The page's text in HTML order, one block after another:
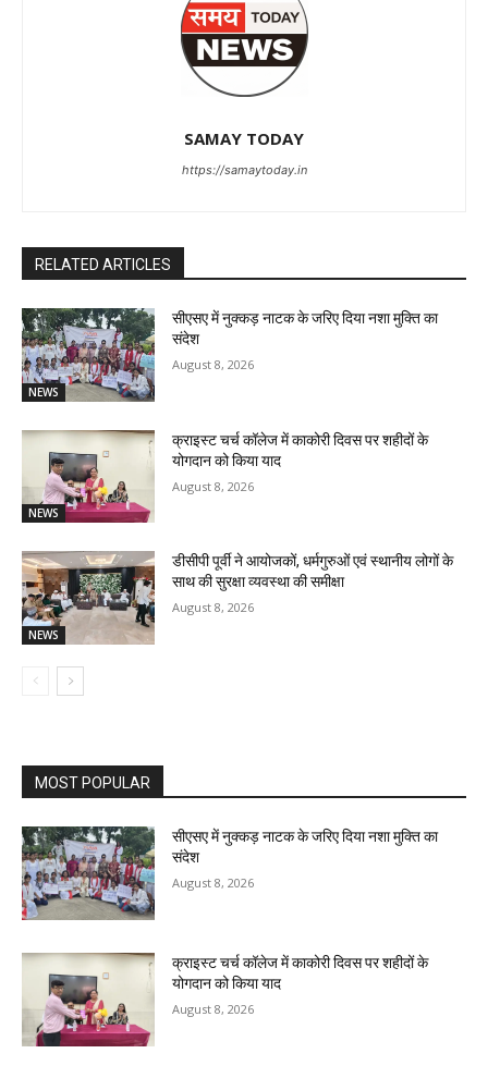
SAMAY TODAY
https://samaytoday.in
RELATED ARTICLES
NEWS
सीएसए में नुक्कड़ नाटक के जरिए दिया नशा मुक्ति का
संदेश
August 8, 2026
NEWS
क्राइस्ट चर्च कॉलेज में काकोरी दिवस पर शहीदों के
योगदान को किया याद
August 8, 2026
NEWS
डीसीपी पूर्वी ने आयोजकों, धर्मगुरुओं एवं स्थानीय लोगों के
साथ की सुरक्षा व्यवस्था की समीक्षा
August 8, 2026
MOST POPULAR
सीएसए में नुक्कड़ नाटक के जरिए दिया नशा मुक्ति का
संदेश
August 8, 2026
क्राइस्ट चर्च कॉलेज में काकोरी दिवस पर शहीदों के
योगदान को किया याद
August 8, 2026